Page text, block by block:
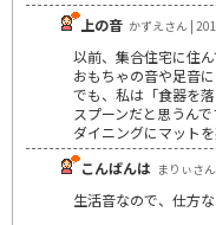
上の音 かずえさん |
以前、集合住宅に住ん
おもちゃの音や足音
でも、私は「食器を
スプーンだと思うんで
ダイニングにマット
こんばんは まりぃさ
生活音なので、仕方